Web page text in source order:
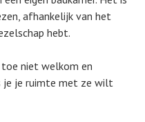
afhankelijk van het
hebt.
toe niet welkom en
je je ruimte met ze wilt